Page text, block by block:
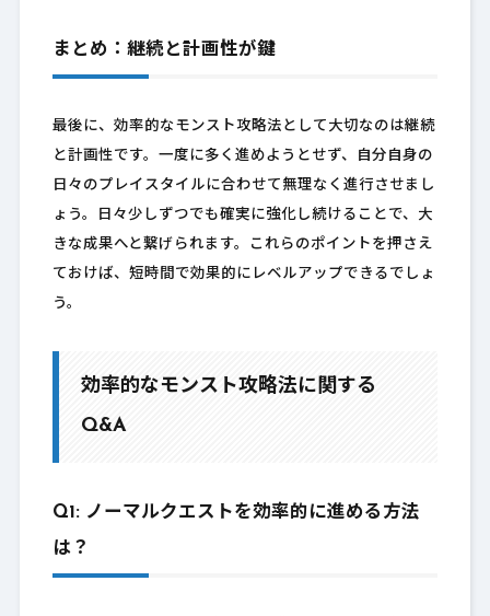
まとめ：継続と計画性が鍵
最後に、効率的なモンスト攻略法として大切なのは継続
と計画性です。一度に多く進めようとせず、自分自身の
日々のプレイスタイルに合わせて無理なく進行させまし
ょう。日々少しずつでも確実に強化し続けることで、大
きな成果へと繋げられます。これらのポイントを押さえ
ておけば、短時間で効果的にレベルアップできるでしょ
う。
効率的なモンスト攻略法に関する
Q&A
Q1: ノーマルクエストを効率的に進める方法
は？